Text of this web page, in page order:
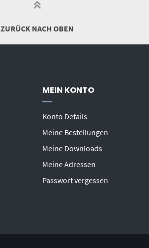
ZURÜCK NACH OBEN
MEIN KONTO
Konto Details
Meine Bestellungen
Meine Downloads
Meine Adressen
Passwort vergessen